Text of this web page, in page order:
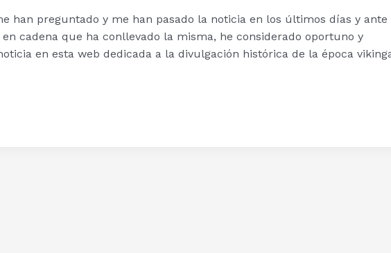
han preguntado y me han pasado la noticia en los últimos días y ante
cadena que ha conllevado la misma, he considerado oportuno y
en esta web dedicada a la divulgación histórica de la época